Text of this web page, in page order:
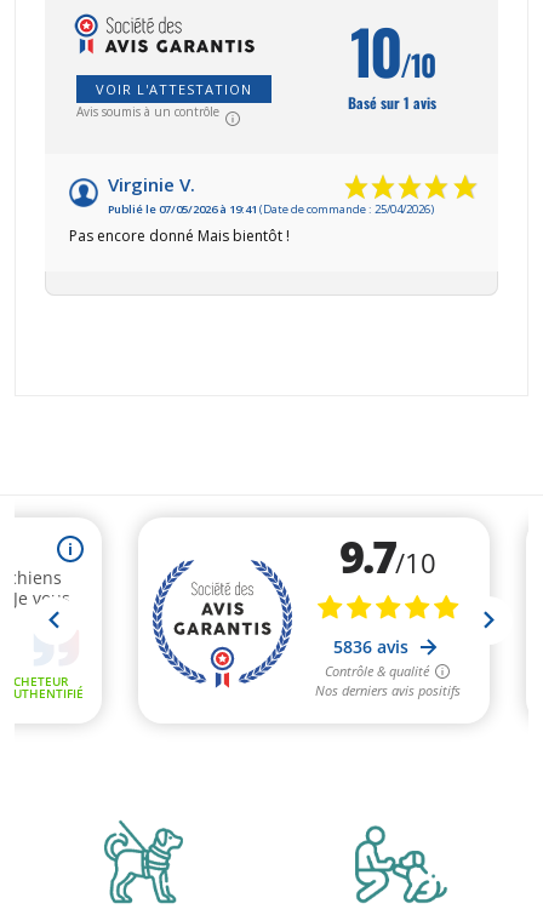
VOIR L'ATTESTATION
Avis soumis à un contrôle
10/10
Basé sur 1 avis
Virginie V.
Publié le 07/05/2026 à 19:41 (Date de commande : 25/04/2026)
Pas encore donné Mais bientôt !